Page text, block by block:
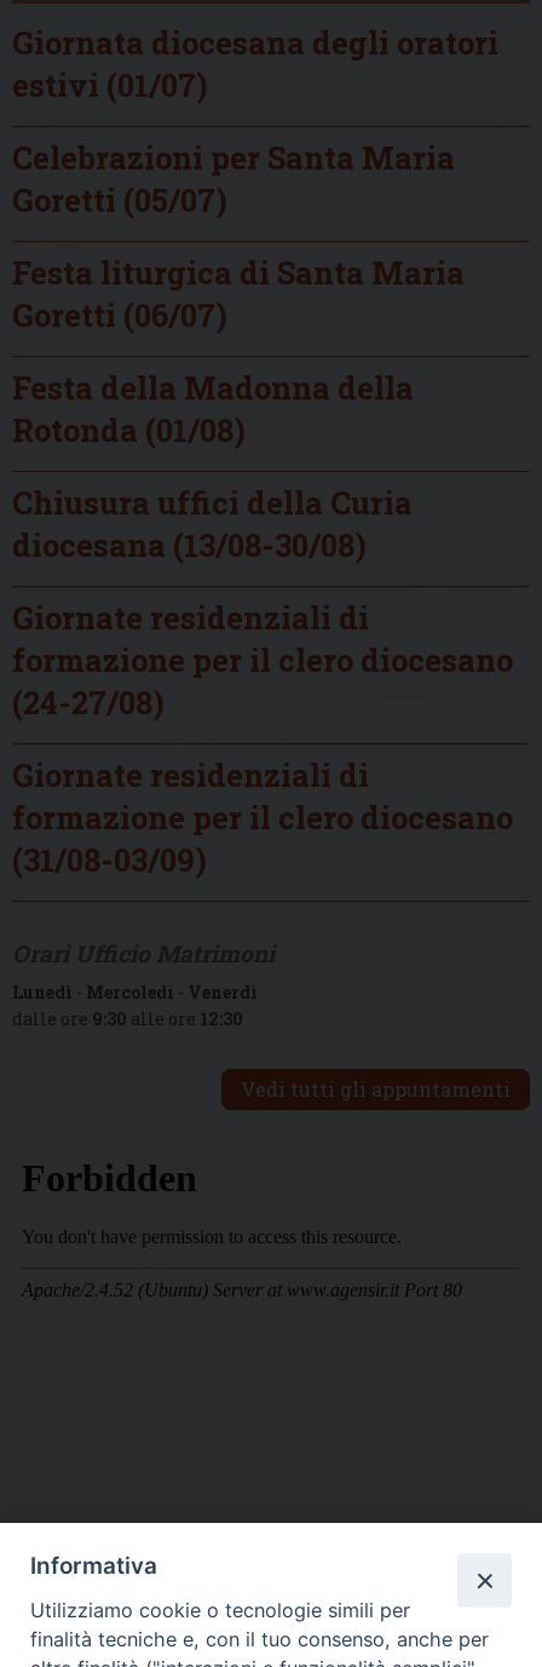
Giornata diocesana degli oratori
estivi (01/07)
Celebrazioni per Santa Maria
Goretti (05/07)
Festa liturgica di Santa Maria
Goretti (06/07)
Festa della Madonna della
Rotonda (01/08)
Chiusura uffici della Curia
diocesana (13/08-30/08)
Giornate residenziali di
formazione per il clero diocesano
(24-27/08)
Giornate residenziali di
formazione per il clero diocesano
(31/08-03/09)
Lunedì - Mercoledì - Venerdì
dalle ore 9:30 alle ore 12:30
Vedi tutti gli appuntamenti
DIOCESI SUBURBICARIA DI ALBANO
Contatti:Tel.: 06.93268401 - Fax.: 06.9323844
E-mail:curia@diocesidialbano.it
Informativa
Utilizziamo cookie o tecnologie simili per
finalità tecniche e, con il tuo consenso, anche per